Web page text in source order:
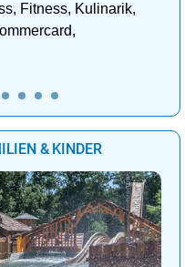
Fitness, Kulinarik,
& KINDER